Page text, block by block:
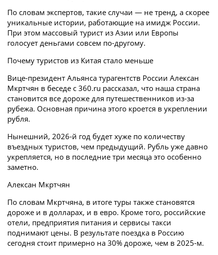
По словам экспертов, такие случаи — не тренд, а скорее
уникальные истории, работающие на имидж России.
При этом массовый турист из Азии или Европы
голосует деньгами совсем по-другому.
Почему туристов из Китая стало меньше
Вице-президент Альянса турагентств России Алексан
Мкртчян в беседе с 360.ru рассказал, что наша страна
становится все дороже для путешественников из-за
рубежа. Основная причина этого кроется в укреплении
рубля.
Нынешний, 2026-й год будет хуже по количеству
въездных туристов, чем предыдущий. Рубль уже давно
укрепляется, но в последние три месяца это особенно
заметно.
Алексан Мкртчян
По словам Мкртчяна, в итоге туры также становятся
дороже и в долларах, и в евро. Кроме того, российские
отели, предприятия питания и сервисы такси
поднимают цены. В результате поездка в Россию
сегодня стоит примерно на 30% дороже, чем в 2025-м.